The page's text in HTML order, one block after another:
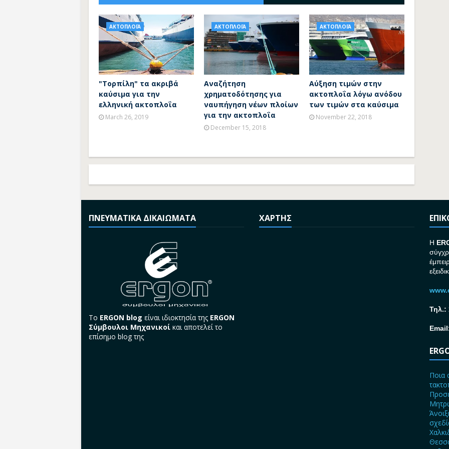
ΑΚΤΟΠΛΟΪΑ
"Τορπίλη" τα ακριβά
καύσιμα για την
ελληνική ακτοπλοΐα
March 26, 2019
ΑΚΤΟΠΛΟΪΑ
Αναζήτηση
χρηματοδότησης για
ναυπήγηση νέων πλοίων
για την ακτοπλοΐα
December 15, 2018
ΑΚΤΟΠΛΟΪΑ
Αύξηση τιμών στην
ακτοπλοΐα λόγω ανόδου
των τιμών στα καύσιμα
November 22, 2018
ΠΝΕΥΜΑΤΙΚΑ ΔΙΚΑΙΩΜΑΤΑ
Το ERGON blog είναι ιδιοκτησία της ERGON
Σύμβουλοι Μηχανικοί και αποτελεί το
επίσημο blog της
ΧΑΡΤΗΣ
H
Τηλ.:
Ποια